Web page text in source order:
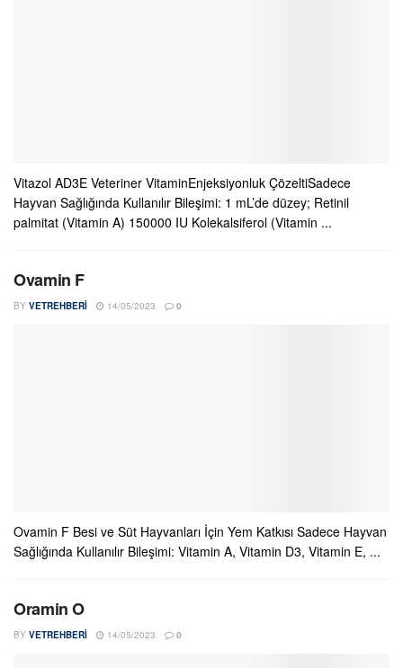
Vitazol AD3E Veteriner VitaminEnjeksiyonluk ÇözeltiSadece
Hayvan Sağlığında Kullanılır Bileşimi: 1 mL’de düzey; Retinil
palmitat (Vitamin A) 150000 IU Kolekalsiferol (Vitamin ...
Ovamin F
BY VETREHBERI 14/05/2023 0
Ovamin F Besi ve Süt Hayvanları İçin Yem Katkısı Sadece Hayvan
Sağlığında Kullanılır Bileşimi: Vitamin A, Vitamin D3, Vitamin E, ...
Oramin O
BY VETREHBERI 14/05/2023 0